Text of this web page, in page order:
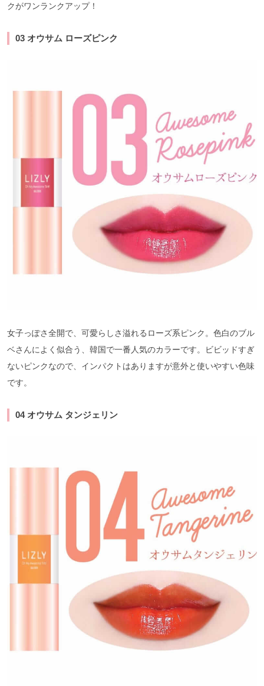
クがワンランクアップ！
03 オウサム ローズピンク
女子っぽさ全開で、可愛らしさ溢れるローズ系ピンク。色白のブル
ベさんによく似合う、韓国で一番人気のカラーです。ビビッドすぎ
ないピンクなので、インパクトはありますが意外と使いやすい色味
です。
04 オウサム タンジェリン